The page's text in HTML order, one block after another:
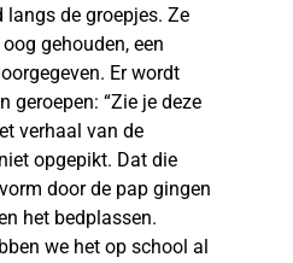
langs de groepjes. Ze
gehouden, een
Er wordt
geroepen: “Zie je deze
verhaal van de
opgepikt. Dat die
door de pap gingen
het bedplassen.
we het op school al